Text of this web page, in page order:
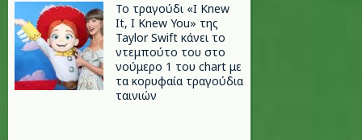
Το τραγούδι «I Knew
It, I Knew You» της
Taylor Swift κάνει το
ντεμπούτο του στο
νούμερο 1 του chart με
τα κορυφαία τραγούδια
ταινιών